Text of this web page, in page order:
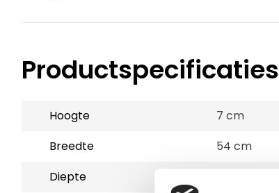
Productspecificaties
Hoogte
7 cm
Breedte
54 cm
Diepte